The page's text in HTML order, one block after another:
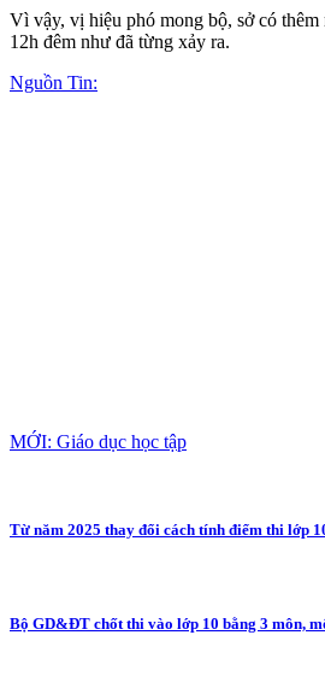
Vì vậy, vị hiệu phó mong bộ, sở có
12h đêm như đã từng xảy ra.
Nguồn Tin:
MỚI: Giáo dục học tập
Từ năm 2025 thay đổi cách tính điểm thi lớp
Bộ GD&ĐT chốt thi vào lớp 10 bằng 3 môn,